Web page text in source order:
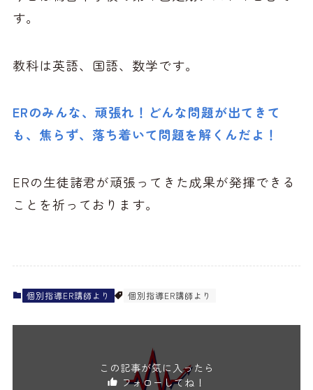
す。
教科は英語、国語、数学です。
ERのみんな、頑張れ！どんな問題が出てきて
も、焦らず、落ち着いて問題を解くんだよ！
ERの生徒諸君が頑張ってきた成果が発揮できる
ことを祈っております。
個別指導ER講師より 個別指導ER講師より
この記事が気に入ったら
フォローしてね！